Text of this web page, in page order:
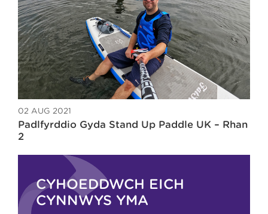
02 AUG 2021
Padlfyrddio Gyda Stand Up Paddle UK – Rhan
2
CYHOEDDWCH EICH
CYNNWYS YMA